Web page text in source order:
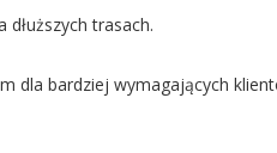
trasach.
dla bardziej wymagających